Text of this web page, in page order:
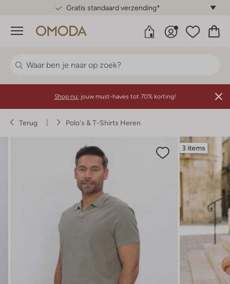
Gratis standaard verzending*
Menu
Shop nu: jouw must-haves tot 70% korting!
Terug Polo's & T-Shirts Heren
3 items